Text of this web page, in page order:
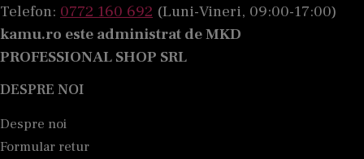
Telefon: 0772 160 692 (Luni-Vineri, 09:00-17:00)
kamu.ro este administrat de MKD
PROFESSIONAL SHOP SRL
DESPRE NOI
Despre noi
Formular retur